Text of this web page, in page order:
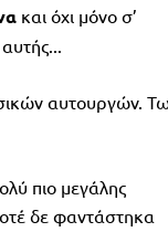
και όχι μόνο σ’
αυτουργών.
πιο μεγάλης
δε φαντάστηκα